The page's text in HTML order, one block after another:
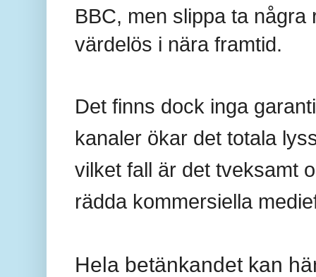
BBC, men slippa ta
värdelös i nära framtid.
Det finns dock inga
kanaler ökar det totala
vilket fall är det tveksamt
rädda kommersiella
Hela betänkandet kan